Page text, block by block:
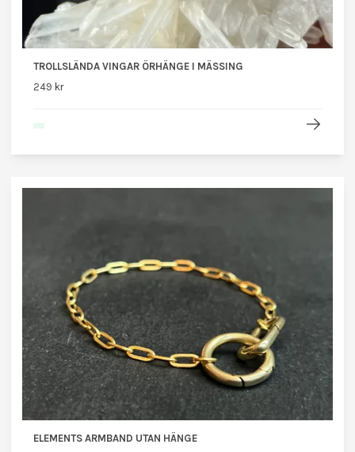
TROLLSLÄNDA VINGAR ÖRHÄNGE I MÄSSING
249 kr
ELEMENTS ARMBAND UTAN HÄNGE